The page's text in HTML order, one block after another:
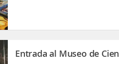
Entrada al Museo de